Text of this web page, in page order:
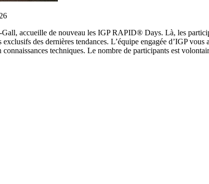
accueille de nouveau les IGP RAPID® Days. Là, les
des dernières tendances. L’équipe engagée d’IGP
techniques. Le nombre de participants est